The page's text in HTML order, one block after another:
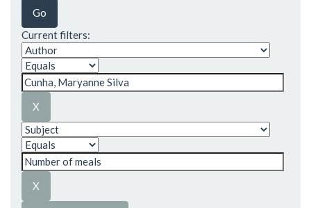
Current filters: